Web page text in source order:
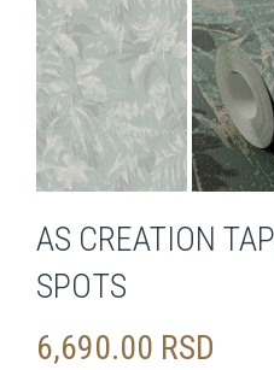
AS CREATION
SPOTS
6,690.00 RSD